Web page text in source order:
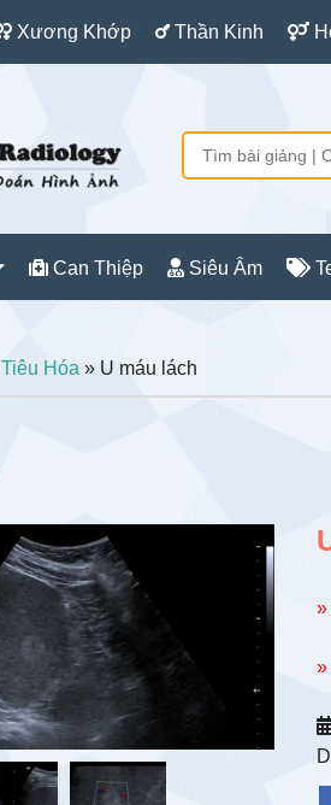
Xương Khớp Thần Kinh
Can Thiệp Siêu Âm
Tiêu Hóa » U máu lách
»
»